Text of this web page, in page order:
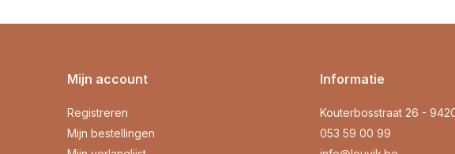
Mijn account
Registreren
Mijn bestellingen
Informatie
Kouterbosstraat 26 -
053 59 00 99